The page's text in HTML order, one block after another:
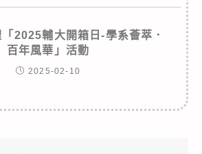
2025輔大開箱日-學系薈萃．
百年風華」活動
2025-02-10